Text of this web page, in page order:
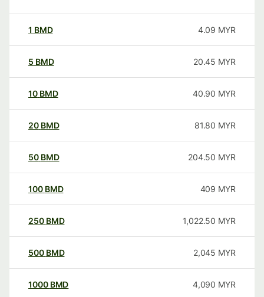
1 BMD 4.09 MYR
5 BMD 20.45 MYR
10 BMD 40.90 MYR
20 BMD 81.80 MYR
50 BMD 204.50 MYR
100 BMD 409 MYR
250 BMD 1,022.50 MYR
500 BMD 2,045 MYR
1000 BMD 4,090 MYR